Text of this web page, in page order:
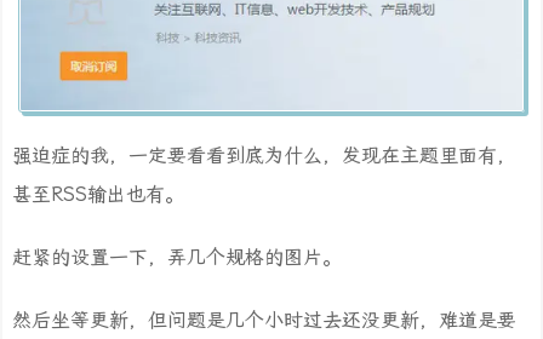
强迫症的我，一定要看看到底为什么，发现在主题里面有，
甚至RSS输出也有。
赶紧的设置一下，弄几个规格的图片。
然后坐等更新，但问题是几个小时过去还没更新，难道是要